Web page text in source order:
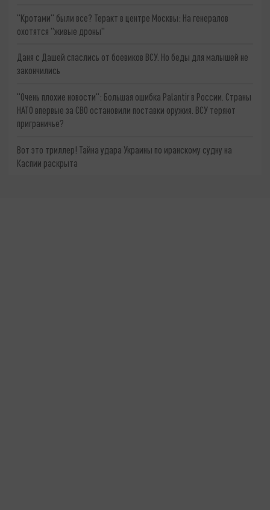
"Кротами" были все? Теракт в центре Москвы: На генералов
охотятся "живые дроны"
Даня с Дашей спаслись от боевиков ВСУ. Но беды для малышей не
закончились
"Очень плохие новости": Большая ошибка Palantir в России. Страны
НАТО впервые за СВО остановили поставки оружия. ВСУ теряют
приграничье?
Вот это триллер! Тайна удара Украины по иранскому судну на
Каспии раскрыта